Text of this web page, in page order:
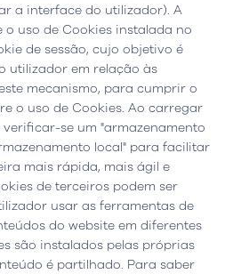
a interface do utilizador). A
uso de Cookies instalada no
de sessão, cujo objetivo é
utilizador em relação às
mecanismo, para cumprir o
o uso de Cookies. Ao carregar
se um "armazenamento
local" para facilitar
mais rápida, mais ágil e
de terceiros podem ser
usar as ferramentas de
do website em diferentes
são instalados pelas próprias
é partilhado. Para saber